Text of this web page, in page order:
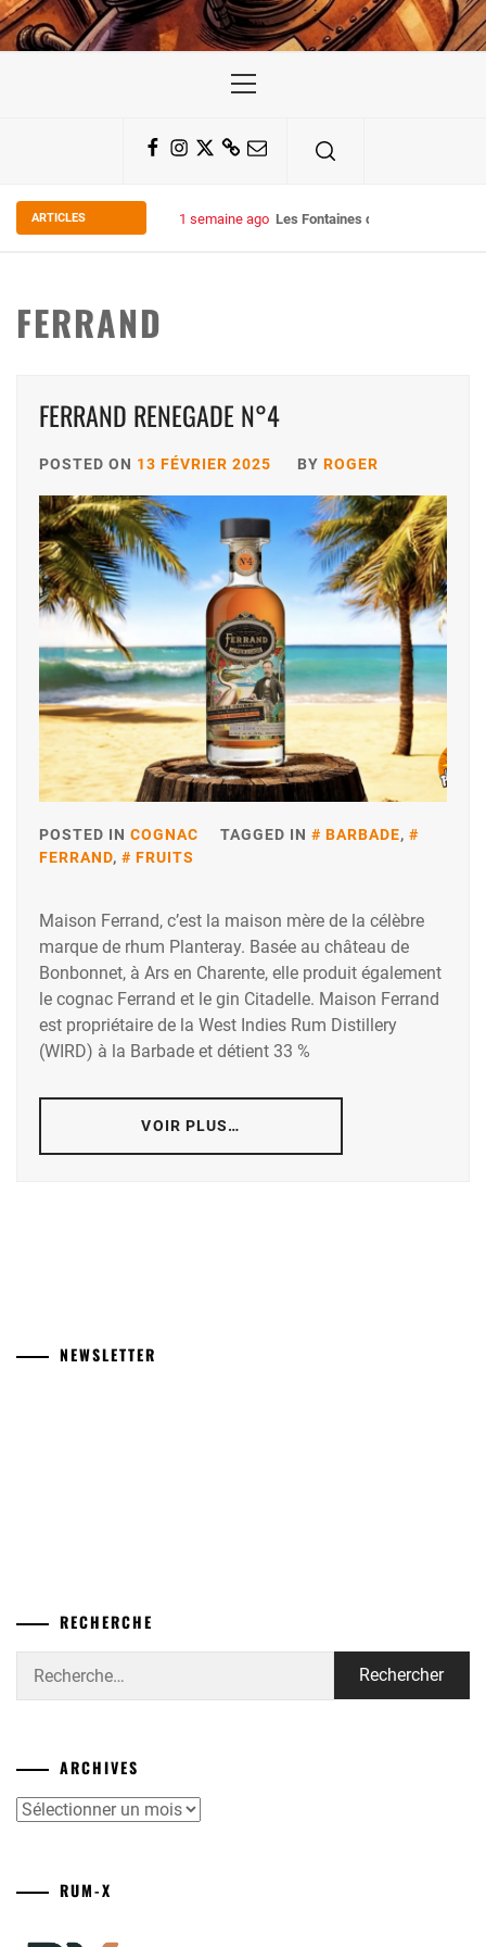
Menu
Facebook
Instagram
TwitterSubstack
Email
ARTICLES 1 semaine ago Les Fontaines du Chais 27
FERRAND
FERRAND RENEGADE N°4
POSTED ON 13 FÉVRIER 2025 BY ROGER
POSTED IN COGNAC TAGGED IN BARBADE,
FERRAND, FRUITS
Maison Ferrand, c’est la maison mère de la célèbre
marque de rhum Planteray. Basée au château de
Bonbonnet, à Ars en Charente, elle produit également
le cognac Ferrand et le gin Citadelle. Maison Ferrand
est propriétaire de la West Indies Rum Distillery
(WIRD) à la Barbade et détient 33 %
VOIR PLUS…
NEWSLETTER
RECHERCHE
ARCHIVES
Archives
RUM-X